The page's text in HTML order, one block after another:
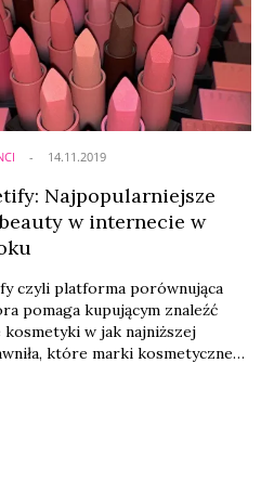
Najpopularniejsze
w internecie w
czyli platforma porównująca
pomaga kupującym znaleźć
kosmetyki w jak najniższej
które marki kosmetyczne
14.11.2019